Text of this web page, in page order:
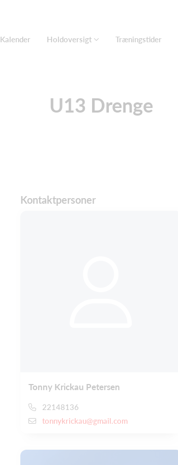
Kalender Holdoversigt Træningstider
U13 Drenge
Kontaktpersoner
Tonny Krickau Petersen
22148136
tonnykrickau@gmail.com